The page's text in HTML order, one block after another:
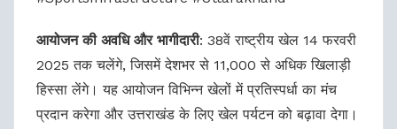
आयोजन की अवधि और भागीदारी: 38वें राष्ट्रीय खेल 14 फरवरी
2025 तक चलेंगे, जिसमें देशभर से 11,000 से अधिक खिलाड़ी
हिस्सा लेंगे। यह आयोजन विभिन्न खेलों में प्रतिस्पर्धा का मंच
प्रदान करेगा और उत्तराखंड के लिए खेल पर्यटन को बढ़ावा देगा।